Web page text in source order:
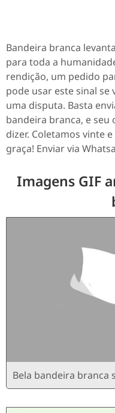
Bandeira branca
para toda a
rendição, um pedido
pode usar este sinal
uma disputa. Basta
bandeira branca, e seu
dizer. Coletamos vinte
graça! Enviar via
Imagens GIF
Bela bandeira branca